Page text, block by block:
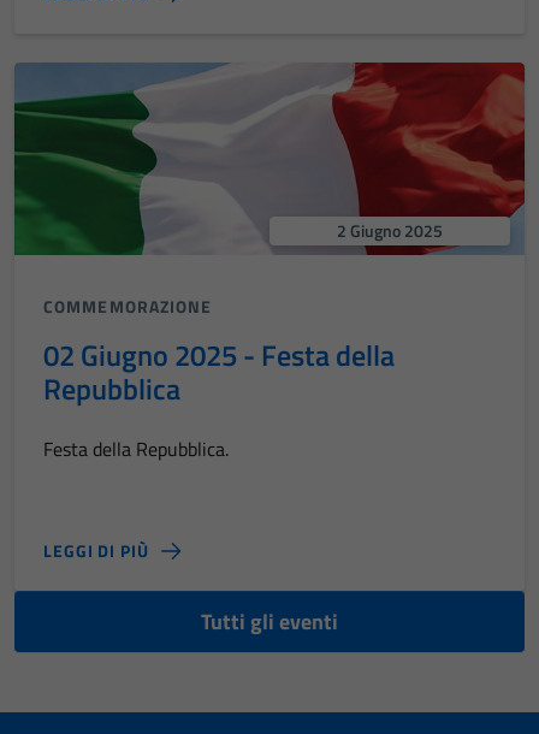
2 Giugno 2025
COMMEMORAZIONE
02 Giugno 2025 - Festa della
Repubblica
Festa della Repubblica.
LEGGI DI PIÙ
Tutti gli eventi